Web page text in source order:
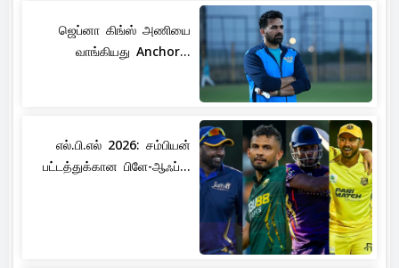
ஜெப்னா கிங்ஸ் அணியை
வாங்கியது Anchor...
எல்.பி.எல் 2026: சம்பியன்
பட்டத்துக்கான பிளே-ஆஃப்...